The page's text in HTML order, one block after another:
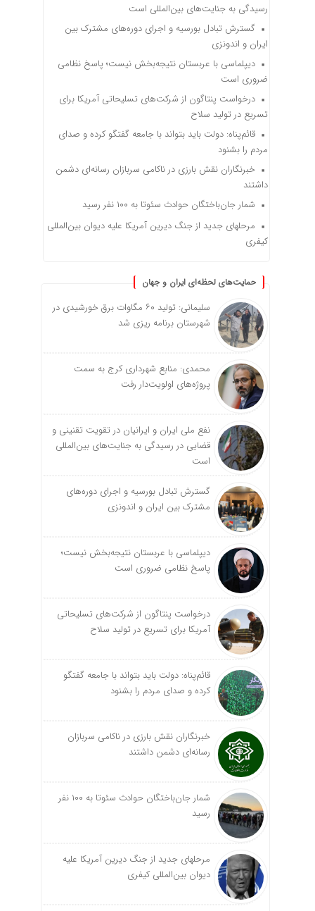
رسیدگی به جنایت‌های بین‌المللی است
گسترش تبادل بورسیه و اجرای دوره‌های مشترک بین
ایران و اندونزی
دیپلماسی با عربستان نتیجه‌بخش نیست؛ پاسخ نظامی
ضروری است
درخواست پنتاگون از شرکت‌های تسلیحاتی آمریکا برای
تسریع در تولید سلاح
قائم‌پناه: دولت باید بتواند با جامعه گفتگو کرده و صدای
مردم را بشنود
خبرنگاران نقش بارزی در ناکامی سربازان رسانه‌ای دشمن
داشتند
شمار جان‌باختگان حوادث سئوتا به ۱۰۰ نفر رسید
مرحله‎ای جدید از جنگ دیرین آمریکا علیه دیوان بین‌المللی
کیفری
حمایت‌های لحظه‌ای ایران و جهان
سلیمانی: تولید ۶۰ مگاوات برق خورشیدی در
شهرستان برنامه ریزی شد
محمدی: منابع شهرداری کرج به سمت
پروژه‌های اولویت‌دار رفت
نفع ملی ایران و ایرانیان در تقویت تقنینی و
قضایی در رسیدگی به جنایت‌های بین‌المللی
است
گسترش تبادل بورسیه و اجرای دوره‌های
مشترک بین ایران و اندونزی
دیپلماسی با عربستان نتیجه‌بخش نیست؛
پاسخ نظامی ضروری است
درخواست پنتاگون از شرکت‌های تسلیحاتی
آمریکا برای تسریع در تولید سلاح
قائم‌پناه: دولت باید بتواند با جامعه گفتگو
کرده و صدای مردم را بشنود
خبرنگاران نقش بارزی در ناکامی سربازان
رسانه‌ای دشمن داشتند
شمار جان‌باختگان حوادث سئوتا به ۱۰۰ نفر
رسید
مرحله‎ای جدید از جنگ دیرین آمریکا علیه
دیوان بین‌المللی کیفری